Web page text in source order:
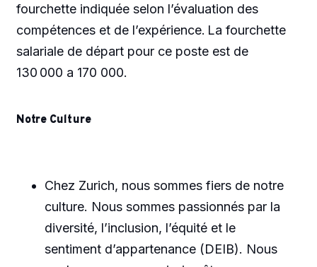
fourchette indiquée selon l’évaluation des
compétences et de l’expérience. La fourchette
salariale de départ pour ce poste est de
130 000 a 170 000.
Notre Culture
Chez Zurich, nous sommes fiers de notre
culture. Nous sommes passionnés par la
diversité, l’inclusion, l’équité et le
sentiment d’appartenance (DEIB). Nous